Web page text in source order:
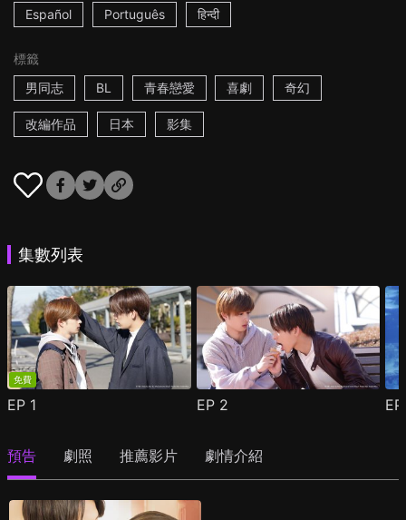
Español Português हिन्दी
標籤
男同志
BL 青春戀愛 喜劇 奇幻
改編作品 日本 影集
集數列表
免費
EP 1 EP 2
預告 劇照 推薦影片 劇情介紹